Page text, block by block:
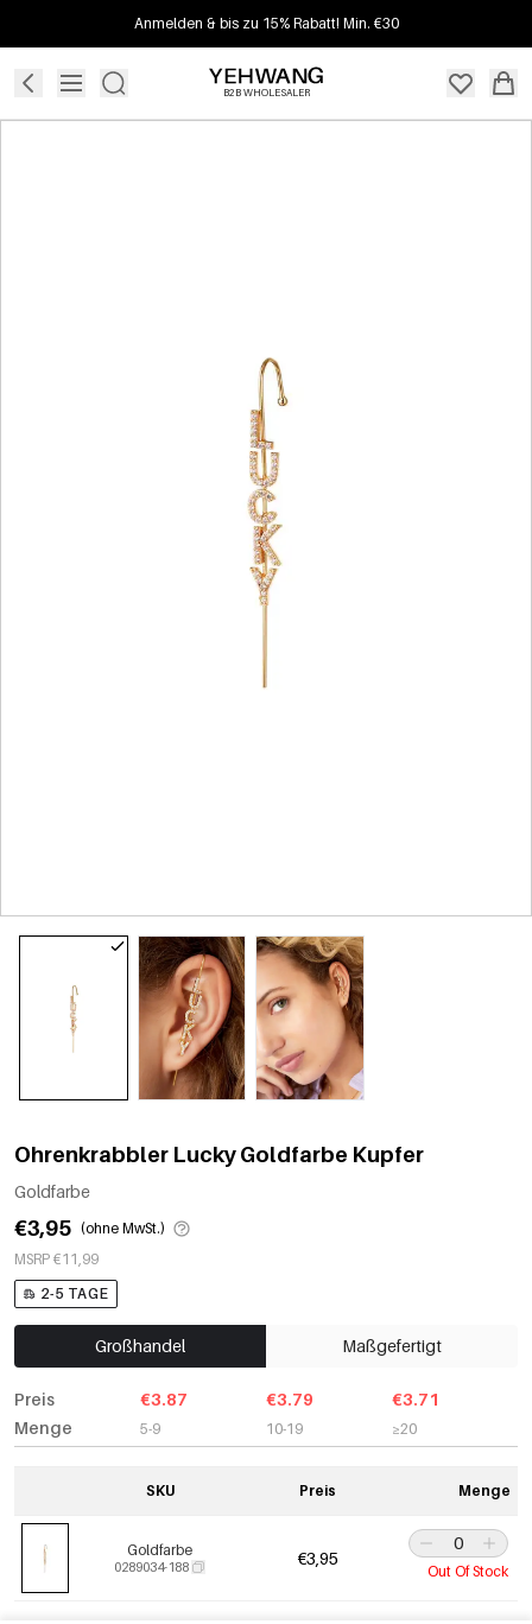
Anmelden & bis zu 15% Rabatt! Min. €30
B2B WHOLESALER
Ohrenkrabbler Lucky Goldfarbe Kupfer
Goldfarbe
€3,95 (ohne MwSt.)
MSRP €11,99
2-5 TAGE
Großhandel Maßgefertigt
Preis
Menge
€3.87
5-9
€3.79
10-19
€3.71
≥20
SKU Preis Menge
Goldfarbe
0289034-188 €3,95
Out Of Stock